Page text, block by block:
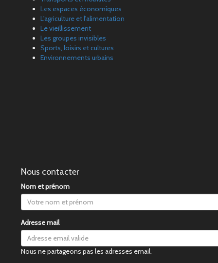
Les espaces économiques
L'agriculture et l'alimentation
Le vieillissement
Les groupes invisibles
Sports, loisirs et cultures
Environnements urbains
Nous contacter
Nom et prénom
Adresse mail
Nous ne partageons pas les adresses email.